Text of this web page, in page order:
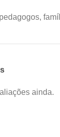
ainda.